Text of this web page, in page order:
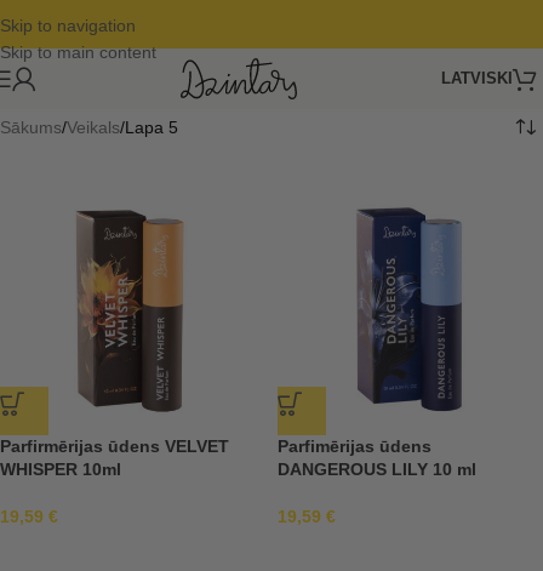
Skip to navigation
Skip to main content
LATVISKI
Sākums Veikals Lapa 5
Parfirmērijas ūdens VELVET
WHISPER 10ml
19,59 €
Parfimērijas ūdens
DANGEROUS LILY 10 ml
19,59 €